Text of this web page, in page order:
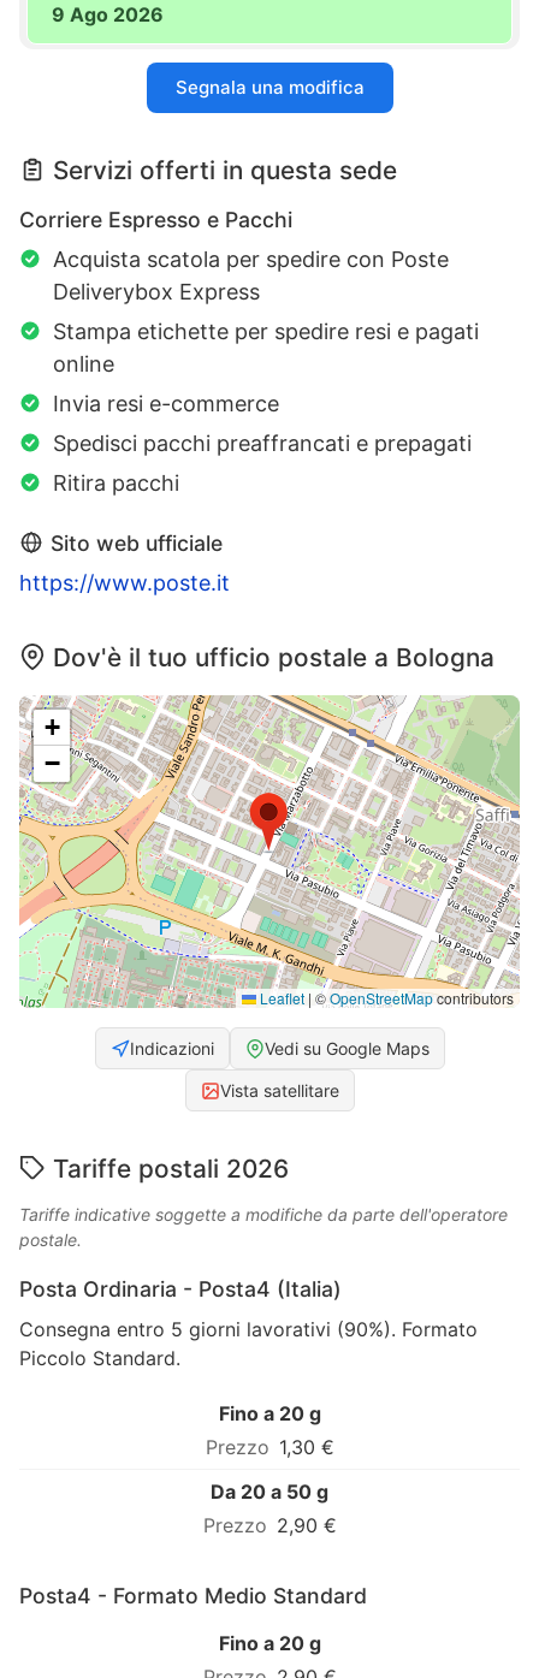
9 Ago 2026
Segnala una modifica
Servizi offerti in questa sede
Corriere Espresso e Pacchi
Acquista scatola per spedire con Poste
Deliverybox Express
Stampa etichette per spedire resi e pagati
online
Invia resi e-commerce
Spedisci pacchi preaffrancati e prepagati
Ritira pacchi
Sito web ufficiale
https://www.poste.it
Dov'è il tuo ufficio postale a Bologna
+
−
Leaflet | ©OpenStreetMapcontributors
Indicazioni Vedi su Google Maps
Vista satellitare
Tariffe postali 2026
Tariffe indicative soggette a modifiche da parte dell'operatore
postale.
Posta Ordinaria - Posta4 (Italia)
Consegna entro 5 giorni lavorativi (90%). Formato
Piccolo Standard.
Fino a 20 g
1,30 €
Da 20 a 50 g
2,90 €
Posta4 - Formato Medio Standard
Fino a 20 g